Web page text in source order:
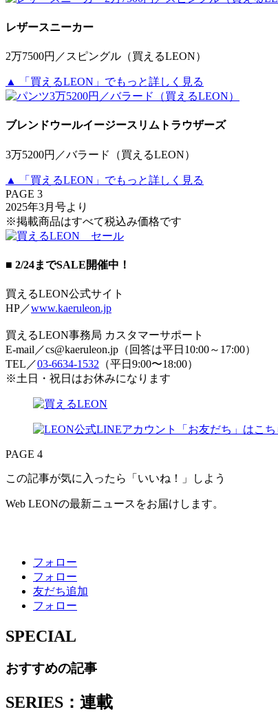
レザースニーカー
2万7500円／スピングル（買えるLEON）
▲ 「買えるLEON」でもっと詳しく見る
ブレンドウールイージースリムトラウザーズ
3万5200円／バラード（買えるLEON）
▲ 「買えるLEON」でもっと詳しく見る
PAGE 3
2025年3月号より
※掲載商品はすべて税込み価格です
■ 2/24までSALE開催中！
買えるLEON公式サイト
HP／www.kaeruleon.jp
買えるLEON事務局 カスタマーサポート
E-mail／cs@kaeruleon.jp（回答は平日10:00～17:00）
TEL／03-6634-1532 （平日9:00〜18:00）
※土日・祝日はお休みになります
PAGE 4
この記事が気に入ったら「いいね！」しよう
Web LEONの最新ニュースをお届けします。
フォロー
フォロー
友だち追加
フォロー
SPECIAL
おすすめの記事
SERIES：連載